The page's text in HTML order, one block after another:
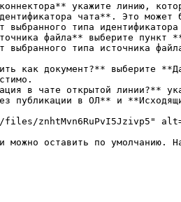
укажите линию,
чата**. Это
выбранного типа
файла** выберите пункт
выбранного типа источника
как документ?** выберите
в чате открытой линии?**
публикации в ОЛ** и
files/znhtMvn6RuPvI5Jzivp5"